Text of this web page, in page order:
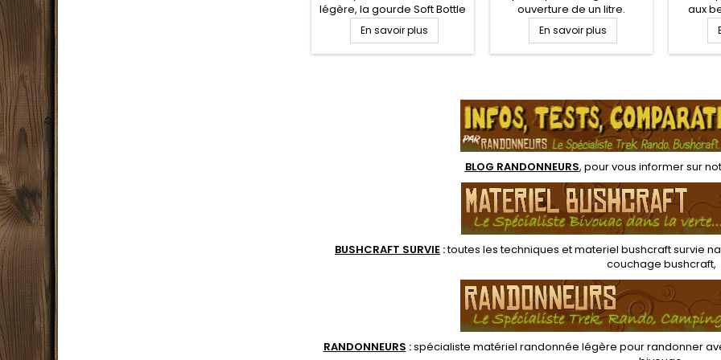
légère, la gourde Soft Bottle
est compacte et robuste,
de conception
compressible et pliable qui
compact dans votre sac à
En savoir plus
ouverture de un litre.
Bouteille Nalgene en tritan,
robuste, adaptée à la
randonnée, survie et
quasi incassable, et ne
donne ni goûts, ni odeurs à
vos boissons et garantie
sans BPA. Base droite pour
l'intégrer dans la...
En savoir plus
aux
mais
légère
une
BLOG RANDONNEURS, pour vous informer sur
BUSHCRAFT SURVIE :toutes les techniques etmateriel bushcraft survie
couchage bushcraft,
RANDONNEURS :spécialiste matériel randonnée légère pour randonner